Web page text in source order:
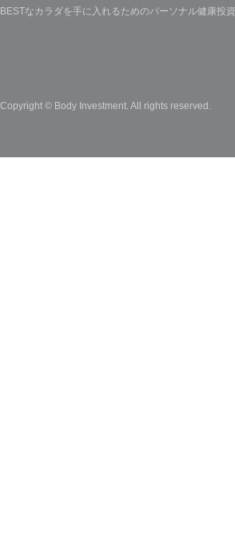
BESTなカラダを手に入れるためのパーソナル健康投
Copyright © Body Investment. All rights reserved.